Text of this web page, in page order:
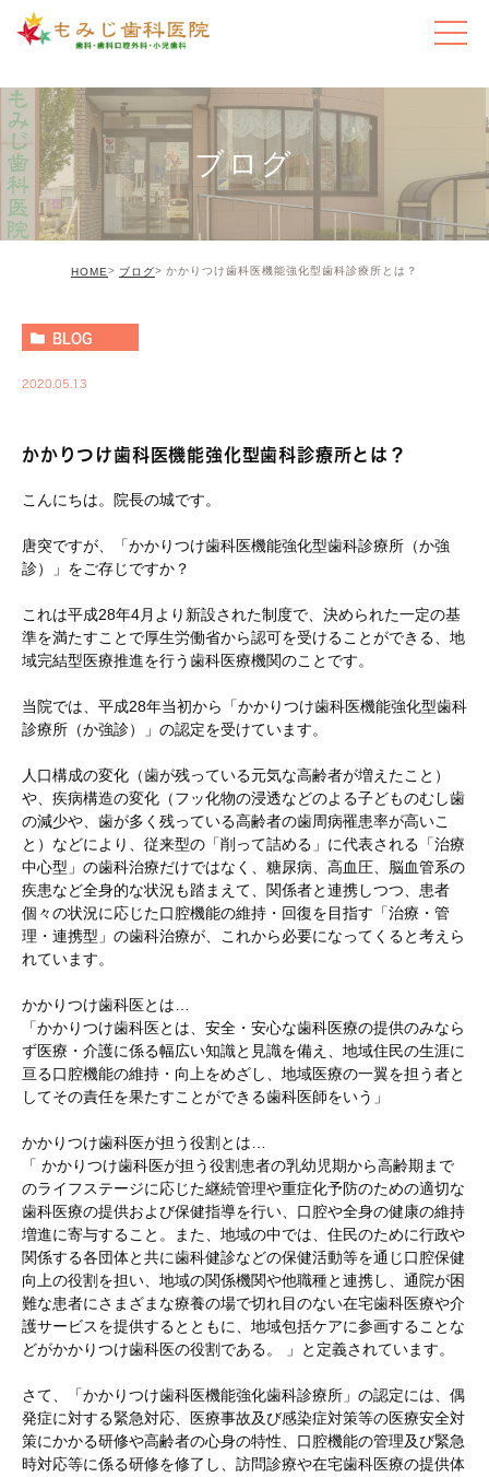
ブログ
HOME ブログ かかりつけ歯科医機能強化型歯科診療所とは？
BLOG
2020.05.13
かかりつけ歯科医機能強化型歯科診療所とは？
こんにちは。院長の城です。
唐突ですが、「かかりつけ歯科医機能強化型歯科診療所（か強
診）」をご存じですか？
これは平成28年4月より新設された制度で、決められた一定の基
準を満たすことで厚生労働省から認可を受けることができる、地
域完結型医療推進を行う歯科医療機関のことです。
当院では、平成28年当初から「かかりつけ歯科医機能強化型歯科
診療所（か強診）」の認定を受けています。
人口構成の変化（歯が残っている元気な高齢者が増えたこと）
や、疾病構造の変化（フッ化物の浸透などのよる子どものむし歯
の減少や、歯が多く残っている高齢者の歯周病罹患率が高いこ
と）などにより、従来型の「削って詰める」に代表される「治療
中心型」の歯科治療だけではなく、糖尿病、高血圧、脳血管系の
疾患など全身的な状況も踏まえて、関係者と連携しつつ、患者
個々の状況に応じた口腔機能の維持・回復を目指す「治療・管
理・連携型」の歯科治療が、これから必要になってくると考えら
れています。
かかりつけ歯科医とは…
「かかりつけ歯科医とは、安全・安心な歯科医療の提供のみなら
ず医療・介護に係る幅広い知識と見識を備え、地域住民の生涯に
亘る口腔機能の維持・向上をめざし、地域医療の一翼を担う者と
してその責任を果たすことができる歯科医師をいう」
かかりつけ歯科医が担う役割とは…
「 かかりつけ歯科医が担う役割患者の乳幼児期から高齢期まで
のライフステージに応じた継続管理や重症化予防のための適切な
歯科医療の提供および保健指導を行い、口腔や全身の健康の維持
増進に寄与すること。また、地域の中では、住民のために行政や
関係する各団体と共に歯科健診などの保健活動等を通じ口腔保健
向上の役割を担い、地域の関係機関や他職種と連携し、通院が困
難な患者にさまざまな療養の場で切れ目のない在宅歯科医療や介
護サービスを提供するとともに、地域包括ケアに参画することな
どがかかりつけ歯科医の役割である。 」と定義されています。
さて、「かかりつけ歯科医機能強化歯科診療所」の認定には、偶
発症に対する緊急対応、医療事故及び感染症対策等の医療安全対
策にかかる研修や高齢者の心身の特性、口腔機能の管理及び緊急
時対応等に係る研修を修了し、訪問診療や在宅歯科医療の提供体